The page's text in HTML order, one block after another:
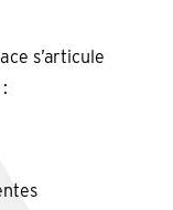
s’articule